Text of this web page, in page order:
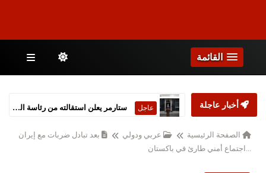
القائمة
أخبار عاجلة عاجل
الصفحة الرئيسية عربي ودولي
بعد تبادل ضربات مع إيران
...اجتماع أمني طارئ في باكستان